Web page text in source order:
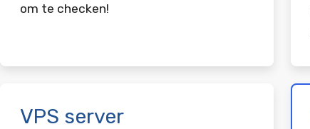
om te checken!
VPS server